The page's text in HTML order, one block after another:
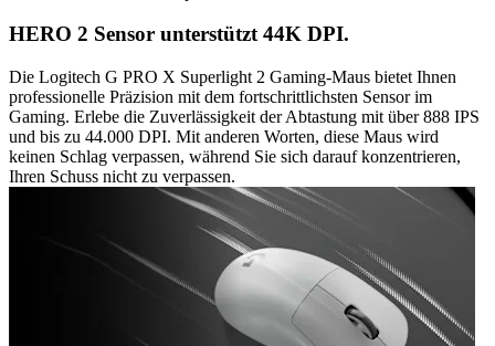
HERO 2 Sensor unterstützt 44K DPI.
Die Logitech G PRO X Superlight 2 Gaming-Maus bietet Ihnen
professionelle Präzision mit dem fortschrittlichsten Sensor im
Gaming. Erlebe die Zuverlässigkeit der Abtastung mit über 888 IPS
und bis zu 44.000 DPI. Mit anderen Worten, diese Maus wird
keinen Schlag verpassen, während Sie sich darauf konzentrieren,
Ihren Schuss nicht zu verpassen.